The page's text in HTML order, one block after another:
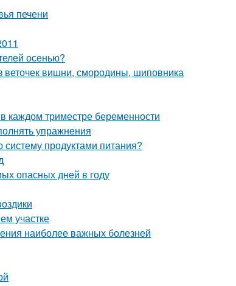
печени
осенью?
веточек вишни, смородины, шиповника
каждом триместре беременности
упражнения
систему продуктами питания?
опасных дней в году
участке
наиболее важных болезней